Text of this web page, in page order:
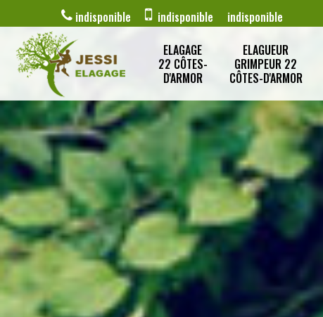
indisponible indisponible indisponible
ELAGAGE
22 CÔTES-
D'ARMOR
ELAGUEUR
GRIMPEUR 22
CÔTES-D'ARMOR